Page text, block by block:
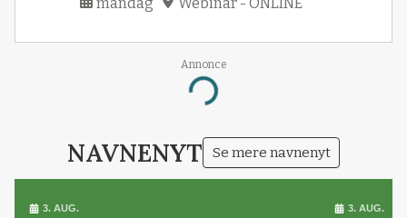
mandag Webinar - ONLINE
Annonce
Loading...
NAVNENYT Se mere navnenyt
3. AUG. 3. AUG.